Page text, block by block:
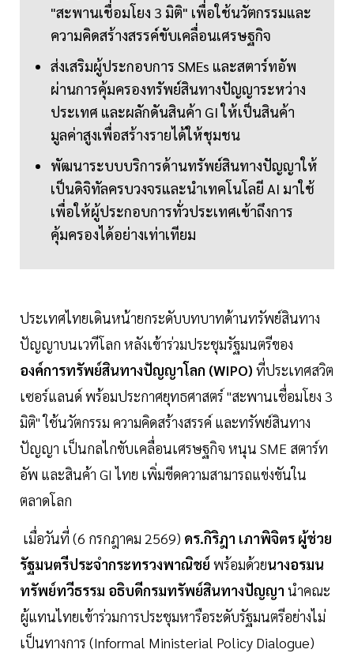
"สะพานเชื่อมโยง 3 มิติ" เพื่อใช้นวัตกรรมและ
ความคิดสร้างสรรค์ขับเคลื่อนเศรษฐกิจ
ส่งเสริมผู้ประกอบการ SMEs และสตาร์ทอัพ
ผ่านการคุ้มครองทรัพย์สินทางปัญญาระหว่าง
ประเทศ และผลักดันสินค้า GI ให้เป็นสินค้า
มูลค่าสูงเพื่อสร้างรายได้ให้ชุมชน
พัฒนาระบบบริการด้านทรัพย์สินทางปัญญาให้
เป็นดิจิทัลครบวงจรและนำเทคโนโลยี AI มาใช้
เพื่อให้ผู้ประกอบการทั่วประเทศเข้าถึงการ
คุ้มครองได้อย่างเท่าเทียม
ประเทศไทยเดินหน้ายกระดับบทบาทด้านทรัพย์สินทาง
ปัญญาบนเวทีโลก หลังเข้าร่วมประชุมรัฐมนตรีของ
องค์การทรัพย์สินทางปัญญาโลก (WIPO) ที่ประเทศสวิต
เซอร์แลนด์ พร้อมประกาศยุทธศาสตร์ "สะพานเชื่อมโยง 3
มิติ" ใช้นวัตกรรม ความคิดสร้างสรรค์ และทรัพย์สินทาง
ปัญญา เป็นกลไกขับเคลื่อนเศรษฐกิจ หนุน SME สตาร์ท
อัพ และสินค้า GI ไทย เพิ่มขีดความสามารถแข่งขันใน
ตลาดโลก
เมื่อวันที่ (6 กรกฎาคม 2569) ดร.กิริฎา เภาพิจิตร ผู้ช่วย
รัฐมนตรีประจำกระทรวงพาณิชย์ พร้อมด้วยนางอรมน
ทรัพย์ทวีธรรม อธิบดีกรมทรัพย์สินทางปัญญา นำคณะ
ผู้แทนไทยเข้าร่วมการประชุมหารือระดับรัฐมนตรีอย่างไม่
เป็นทางการ (Informal Ministerial Policy Dialogue)